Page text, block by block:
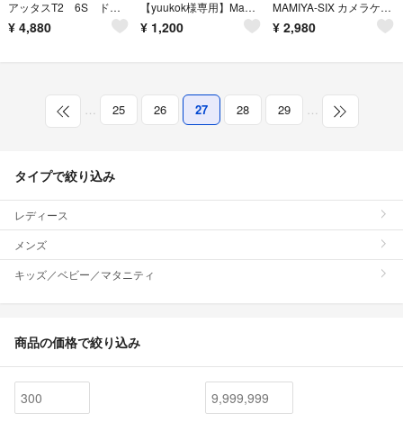
アッタスT2 6S ドライバー用シャフト タイトリストスリーブ／中調子
¥ 4,880
【yuukok様専用】Mamiya M645 キャップ 付属品多数
¥ 1,200
MAMIYA-SIX カメラケース ヴィンテージ ブラウン
¥ 2,980
… 25 26 27 28 29 …
タイプで絞り込み
レディース
メンズ
キッズ／ベビー／マタニティ
商品の価格で絞り込み